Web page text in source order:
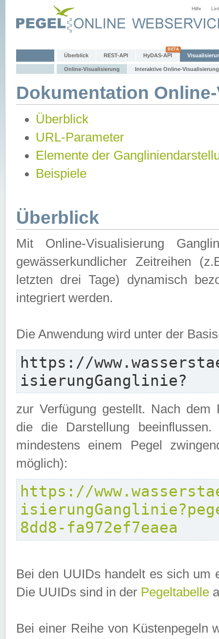
Hilfe
Überblick REST-API HyDAS-API
Online-Visualisierung Interaktive Online-Visualisierung
Dokumentation
Überblick
URL-Parameter
Elemente der
Beispiele
Überblick
Mit Online-Visualisierung
gewässerkundlicher Zeitreihen
letzten drei Tage) dynamisch
integriert werden.
Die Anwendung wird unter der
https://
isierungGanglinie?
zur Verfügung gestellt. Nach dem
die die Darstellung
mindestens einem Pegel
möglich):
https://
8dd8-fa972ef7eaea
Bei den UUIDs handelt es sich um
Die UUIDs sind in der Pegeltabelle
Bei einer Reihe von Küstenpegeln